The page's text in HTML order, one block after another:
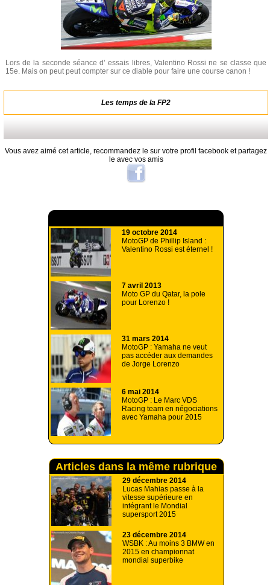
Lors de la seconde séance d’ essais libres, Valentino Rossi ne se classe que
15e. Mais on peut peut compter sur ce diable pour faire une course canon !
Les temps de la FP2
Vous avez aimé cet article, recommandez le sur votre profil facebook et partagez
le avec vos amis
19 octobre 2014
MotoGP de Phillip Island :
Valentino Rossi est éternel !
7 avril 2013
Moto GP du Qatar, la pole
pour Lorenzo !
31 mars 2014
MotoGP : Yamaha ne veut
pas accéder aux demandes
de Jorge Lorenzo
6 mai 2014
MotoGP : Le Marc VDS
Racing team en négociations
avec Yamaha pour 2015
Articles dans la même rubrique
29 décembre 2014
Lucas Mahias passe à la
vitesse supérieure en
intégrant le Mondial
supersport 2015
23 décembre 2014
WSBK : Au moins 3 BMW en
2015 en championnat
mondial superbike